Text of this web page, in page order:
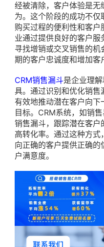
经被清除，客户体验是
为。这个阶段的成功不
购买过程的便利性和客
业通过提供良好的客户
寻找增销或交叉销售的
期的客户忠诚度和增加客
CRM销售漏斗是企业理
具。通过识别和优化销售
有效地推动潜在客户向下
目标。CRM系统，如销
销售漏斗，跟踪潜在客户
高转化率。通过这种方式
向正确的客户提供正确
户满意度。